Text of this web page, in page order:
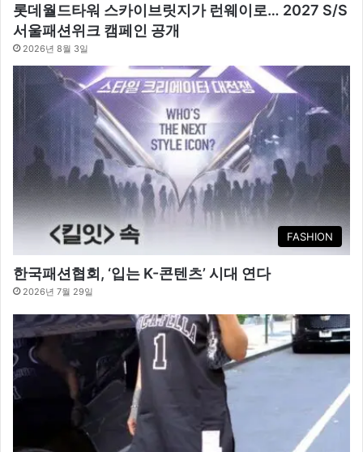
롯데월드타워 스카이브릿지가 런웨이로… 2027 S/S
서울패션위크 캠페인 공개
2026년 8월 3일
FASHION
한국패션협회, ‘입는 K-콘텐츠’ 시대 연다
2026년 7월 29일